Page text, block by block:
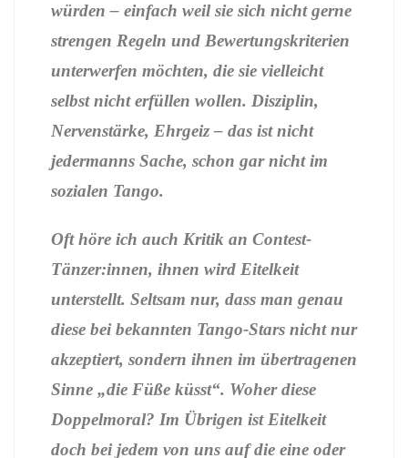
würden – einfach weil sie sich nicht gerne
strengen Regeln und Bewertungskriterien
unterwerfen möchten, die sie vielleicht
selbst nicht erfüllen wollen. Disziplin,
Nervenstärke, Ehrgeiz – das ist nicht
jedermanns Sache, schon gar nicht im
sozialen Tango.
Oft höre ich auch Kritik an Contest-
Tänzer:innen, ihnen wird Eitelkeit
unterstellt. Seltsam nur, dass man genau
diese bei bekannten Tango-Stars nicht nur
akzeptiert, sondern ihnen im übertragenen
Sinne „die Füße küsst“. Woher diese
Doppelmoral? Im Übrigen ist Eitelkeit
doch bei jedem von uns auf die eine oder